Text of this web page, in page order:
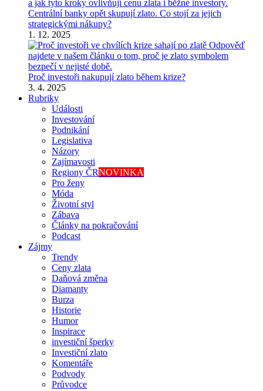
Centrální banky opět skupují zlato. Co stojí za jejich
strategickými nákupy?
1. 12. 2025
Proč investoři nakupují zlato během krize?
3. 4. 2025
Rubriky
Události
Investování
Podnikání
Legislativa
Názory
Zajímavosti
Regiony ČRNOVINKA
Pro ženy
Móda
Životní styl
Zábava
Články na pokračování
Podcast
Zájmy
Trendy
Ceny zlata
Daňová změna
Diamanty
Burza
Historie
Humor
Inspirace
investiční šperky
Investiční zlato
Komentáře
Podvody
Průvodce